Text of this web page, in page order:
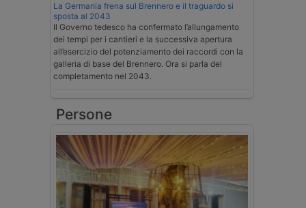
La Germania frena sul Brennero e il traguardo si
sposta al 2043
Il Governo tedesco ha confermato l’allungamento
dei tempi per i cantieri e la successiva apertura
all’esercizio del potenziamento dei raccordi con la
galleria di base del Brennero. Ora si parla del
completamento nel 2043.
Persone